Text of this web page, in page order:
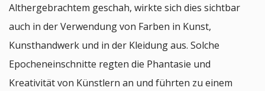
Althergebrachtem geschah, wirkte sich dies sichtbar
auch in der Verwendung von Farben in Kunst,
Kunsthandwerk und in der Kleidung aus. Solche
Epocheneinschnitte regten die Phantasie und
Kreativität von Künstlern an und führten zu einem